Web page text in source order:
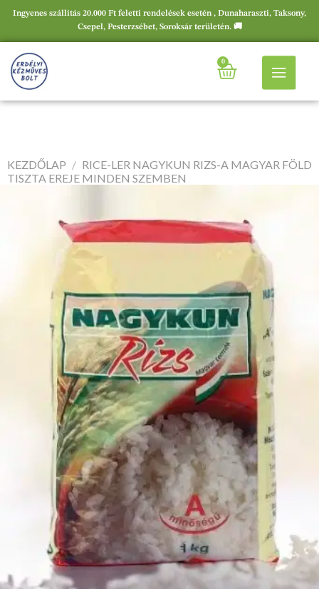
Ingyenes szállítás 20.000 Ft feletti rendelések esetén , Dunaharaszti, Taksony,
Csepel, Pesterzsébet, Soroksár területén. 🚚
0
KEZDŐLAP / RICE-LER NAGYKUN RIZS-A MAGYAR FÖLD
TISZTA EREJE MINDEN SZEMBEN